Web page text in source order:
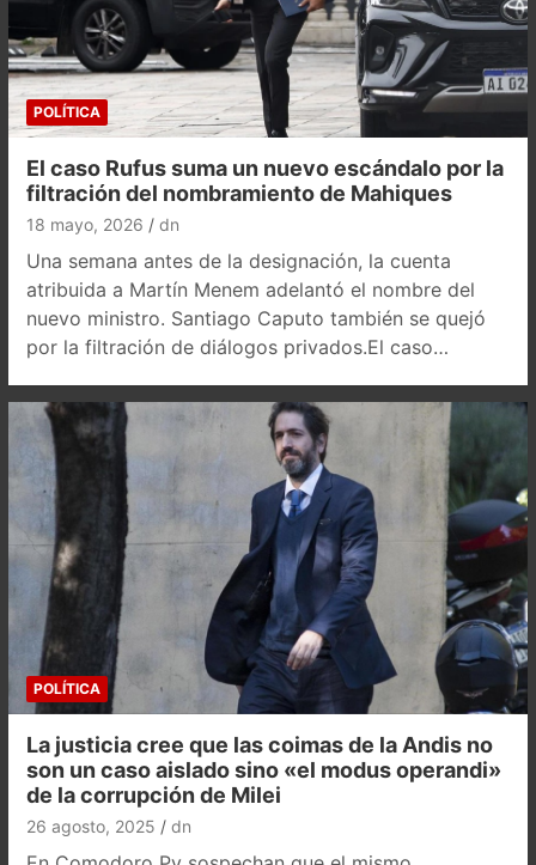
POLÍTICA
El caso Rufus suma un nuevo escándalo por la
filtración del nombramiento de Mahiques
18 mayo, 2026 dn
Una semana antes de la designación, la cuenta
atribuida a Martín Menem adelantó el nombre del
nuevo ministro. Santiago Caputo también se quejó
por la filtración de diálogos privados.El caso…
POLÍTICA
La justicia cree que las coimas de la Andis no
son un caso aislado sino «el modus operandi»
de la corrupción de Milei
26 agosto, 2025 dn